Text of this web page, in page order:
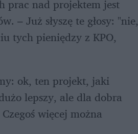
prac nad projektem jest
– Już słyszę te głosy: "nie,
tych pieniędzy z KPO,
ok, ten projekt, jaki
lepszy, ale dla dobra
więcej można